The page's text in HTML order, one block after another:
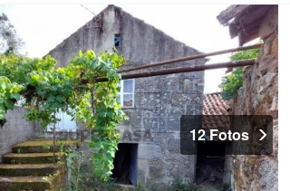
12 Fotos